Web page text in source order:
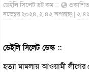
ডেইলি সিলেট ডট কম ::
নভেম্বর ২০২৪, ২:৪২ অপরাহ্ন |
ডেইলি সিলেট ডেস্ক ::
হত্যা মামলায় আওয়ামী লীগের